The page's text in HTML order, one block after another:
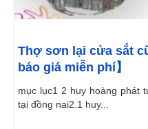
Thợ sơn lại cửa sắt
báo giá miễn phí】
mục lục1 2 huy hoàng phát
tại đồng nai2.1 huy...